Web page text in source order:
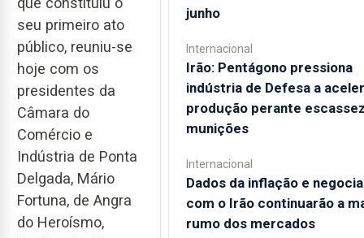
seu primeiro ato
público, reuniu-se
hoje com os
presidentes da
Câmara do
Comércio e
Indústria de Ponta
Delgada, Mário
Fortuna, de Angra
do Heroísmo,
junho
Internacional
Irão: Pentágono pressiona
indústria de Defesa a
produção perante
munições
Internacional
Dados da inflação e
com o Irão continuarão a
rumo dos mercados